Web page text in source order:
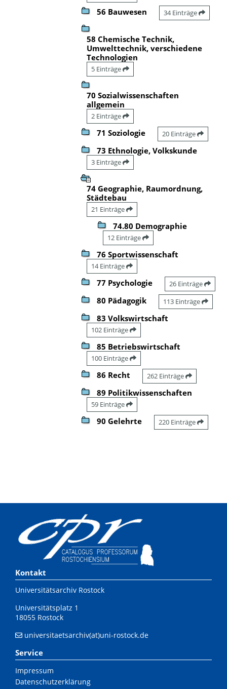
56 Bauwesen 34 Einträge
58 Chemische Technik,
Umwelttechnik, verschiedene
Technologien
5 Einträge
70 Sozialwissenschaften
allgemein
2 Einträge
71 Soziologie 20 Einträge
73 Ethnologie, Volkskunde
3 Einträge
74 Geographie, Raumordnung,
Städtebau
21 Einträge
74.80 Demographie
12 Einträge
76 Sportwissenschaft
14 Einträge
77 Psychologie 26 Einträge
80 Pädagogik 113 Einträge
83 Volkswirtschaft
102 Einträge
85 Betriebswirtschaft
100 Einträge
86 Recht 262 Einträge
89 Politikwissenschaften
59 Einträge
90 Gelehrte 220 Einträge
Kontakt
Universitätsarchiv Rostock
Universitätsplatz 1
18055 Rostock
universitaetsarchiv(at)uni-rostock.de
Service
Impressum
Datenschutzerklärung